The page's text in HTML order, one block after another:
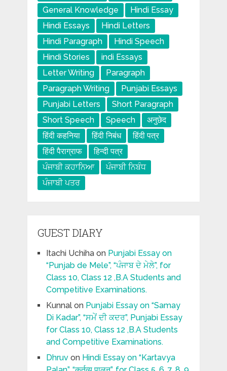
General Knowledge
Hindi Essay
Hindi Essays
Hindi Letters
Hindi Paragraph
Hindi Speech
Hindi Stories
indi Essays
Letter Writing
Paragraph
Paragraph Writing
Punjabi Essays
Punjabi Letters
Short Paragraph
Short Speech
Speech
अनुछेद
हिंदी कहनिया
हिंदी निबंध
हिंदी पत्र
हिंदी पैराग्राफ
हिन्दी पत्र
ਪੰਜਾਬੀ ਕਹਾਨਿਆ
ਪੰਜਾਬੀ ਨਿਬੰਧ
ਪੰਜਾਬੀ ਪਤਰ
GUEST DIARY
Itachi Uchihaon Punjabi Essay on
“Punjab de Mele”, “ਪੰਜਾਬ ਦੇ ਮੇਲੇ”, for
Class 10, Class 12 ,B.A Students and
Competitive Examinations.
Kunnalon Punjabi Essay on “Samay
Di Kadar”, “ਸਮੇਂ ਦੀ ਕਦਰ”, Punjabi Essay
for Class 10, Class 12 ,B.A Students
and Competitive Examinations.
Dhruvon Hindi Essay on “Kartavya